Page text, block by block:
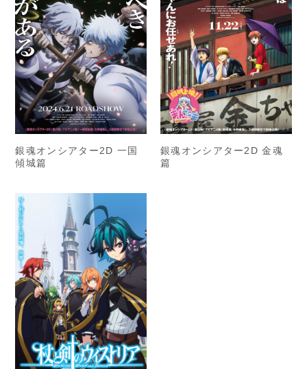
銀魂オンシアター2D 一国
傾城篇
銀魂オンシアター2D 金魂
篇